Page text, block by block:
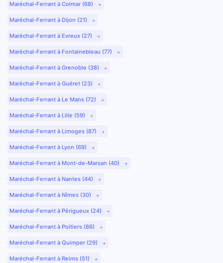
Maréchal-Ferrant à Colmar (68)
Maréchal-Ferrant à Dijon (21)
Maréchal-Ferrant à Evreux (27)
Maréchal-Ferrant à Fontainebleau (77)
Maréchal-Ferrant à Grenoble (38)
Maréchal-Ferrant à Guéret (23)
Maréchal-Ferrant à Le Mans (72)
Maréchal-Ferrant à Lille (59)
Maréchal-Ferrant à Limoges (87)
Maréchal-Ferrant à Lyon (69)
Maréchal-Ferrant à Mont-de-Marsan (40)
Maréchal-Ferrant à Nantes (44)
Maréchal-Ferrant à Nîmes (30)
Maréchal-Ferrant à Périgueux (24)
Maréchal-Ferrant à Poitiers (86)
Maréchal-Ferrant à Quimper (29)
Maréchal-Ferrant à Reims (51)